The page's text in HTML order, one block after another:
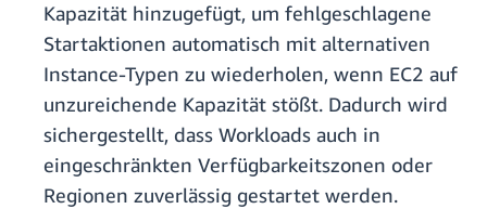
Kapazität hinzugefügt, um fehlgeschlagene
Startaktionen automatisch mit alternativen
Instance-Typen zu wiederholen, wenn EC2 auf
unzureichende Kapazität stößt. Dadurch wird
sichergestellt, dass Workloads auch in
eingeschränkten Verfügbarkeitszonen oder
Regionen zuverlässig gestartet werden.